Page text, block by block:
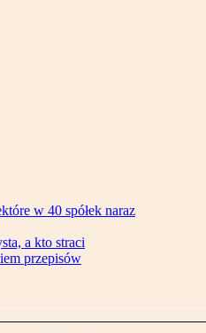
w 40 spółek naraz
a kto straci
przepisów